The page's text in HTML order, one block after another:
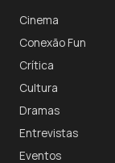
Cinema
Conexão Fun
Crítica
Cultura
Dramas
Entrevistas
Eventos